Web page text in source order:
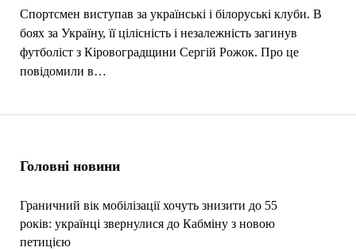
Головні новини
Граничний вік мобілізації хочуть знизити до 55
років: українці звернулися до Кабміну з новою
петицією
Спортсмен виступав за українські і білоруські клуби. В
боях за Україну, її цілісність і незалежність загинув
футболіст з Кіровоградщини Сергій Рожок. Про це
повідомили в…